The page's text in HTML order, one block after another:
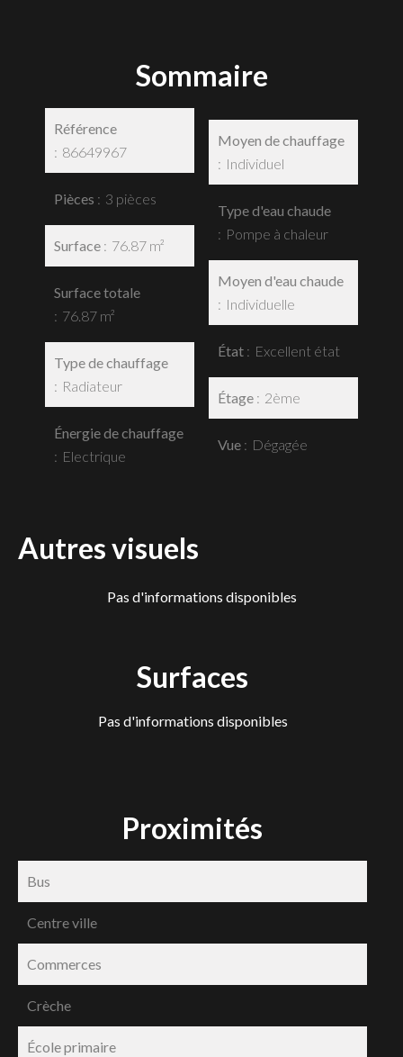
Sommaire
Référence
86649967
Pièces 3 pièces
Surface 76.87 m²
Surface totale
76.87 m²
Type de chauffage
Radiateur
Énergie de chauffage
Electrique
Moyen de chauffage
Individuel
Type d'eau chaude
Pompe à chaleur
Moyen d'eau chaude
Individuelle
État Excellent état
Étage 2ème
Vue Dégagée
Autres visuels
Pas d'informations disponibles
Surfaces
Pas d'informations disponibles
Proximités
Bus
Centre ville
Commerces
Crèche
École primaire